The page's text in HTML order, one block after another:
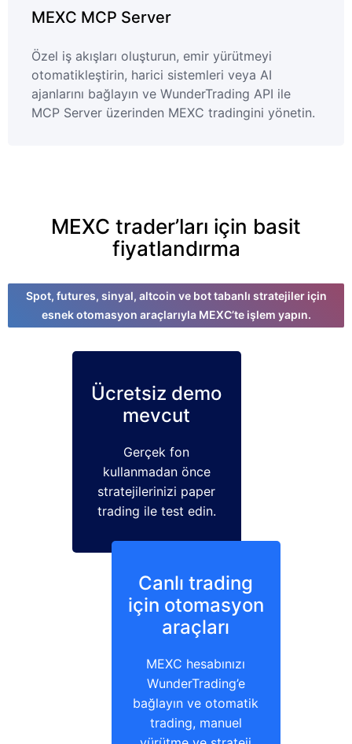
MEXC MCP Server
Özel iş akışları oluşturun, emir yürütmeyi
otomatikleştirin, harici sistemleri veya AI
ajanlarını bağlayın ve WunderTrading API ile
MCP Server üzerinden MEXC tradingini yönetin.
MEXC trader’ları için basit
fiyatlandırma
Spot, futures, sinyal, altcoin ve bot tabanlı stratejiler için
esnek otomasyon araçlarıyla MEXC’te işlem yapın.
Ücretsiz demo
mevcut
Gerçek fon
kullanmadan önce
stratejilerinizi paper
trading ile test edin.
Canlı trading
için otomasyon
araçları
MEXC hesabınızı
WunderTrading’e
bağlayın ve otomatik
trading, manuel